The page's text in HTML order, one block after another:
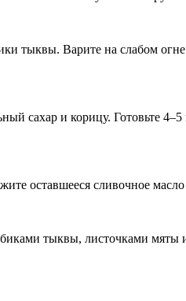
тыквы. Варите на слабом
сахар и корицу. Готовьте
оставшееся сливочное
тыквы, листочками мяты